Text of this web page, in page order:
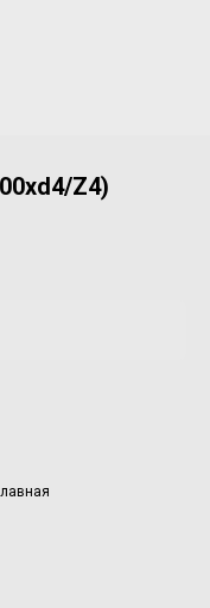
Z4)